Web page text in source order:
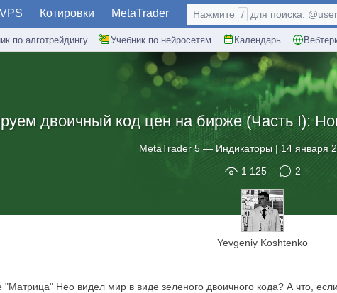
VPS Котировки MetaTrader
по алготрейдингу Учебник по нейросетям Календарь
Нажмите / для поиска:
двоичный код цен на бирже (Часть I):
MetaTrader 5 — Индикаторы |14 января
1 125
2
Yevgeniy Koshtenko
Нео видел мир в виде зеленого двоичного кода? А что,